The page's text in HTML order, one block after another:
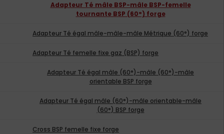
Adapteur Té mâle BSP-mâle BSP-femelle
tournante BSP (60°) forge
Adapteur Té égal mâle-mâle-mâle Métrique (60°) forge
Adapteur Té femelle fixe gaz (BSP) forge
Adapteur Té égal mâle (60°)-mâle (60°)-mâle
orientable BSP forge
Adapteur Té égal mâle (60°)-mâle orientable-mâle
(60°) BSP forge
Cross BSP femelle fixe forge